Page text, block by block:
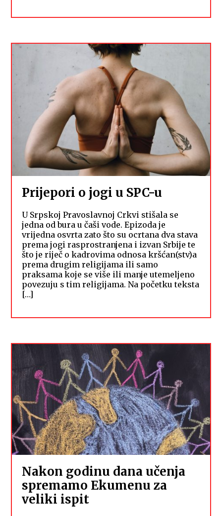
Prijepori o jogi u SPC-u
U Srpskoj Pravoslavnoj Crkvi stišala se
jedna od bura u čaši vode. Epizoda je
vrijedna osvrta zato što su ocrtana dva stava
prema jogi rasprostranjena i izvan Srbije te
što je riječ o kadrovima odnosa kršćan(stv)a
prema drugim religijama ili samo
praksama koje se više ili manje utemeljeno
povezuju s tim religijama. Na početku teksta
[…]
Nakon godinu dana učenja
spremamo Ekumenu za
veliki ispit